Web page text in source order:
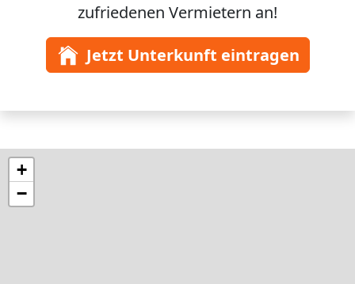
zufriedenen Vermietern an!
Jetzt Unterkunft eintragen
+
−